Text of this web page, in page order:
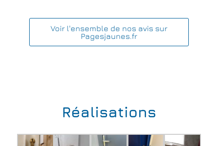
Voir l'ensemble de nos avis sur
Pagesjaunes.fr
Réalisations